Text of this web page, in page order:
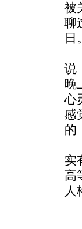
被
聊
日
说
晚
心
感
的
“
实
高
人